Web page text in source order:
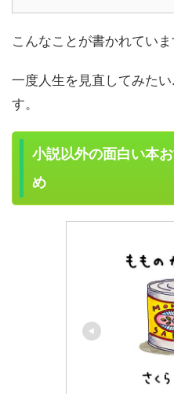
こんなことが書かれていま
一度人生を見直してみた
す。
小説以外の面白い本
め